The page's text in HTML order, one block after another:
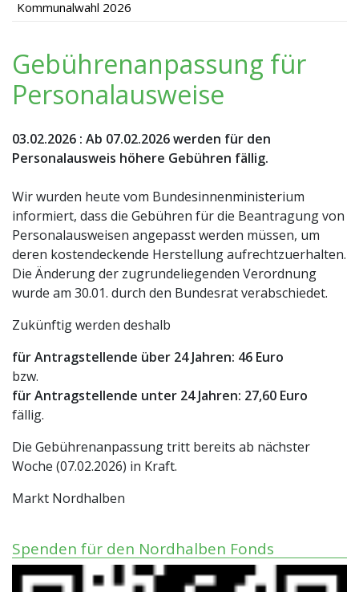
Kommunalwahl 2026
Gebührenanpassung für
Personalausweise
03.02.2026 : Ab 07.02.2026 werden für den
Personalausweis höhere Gebühren fällig.
Wir wurden heute vom Bundesinnenministerium
informiert, dass die Gebühren für die Beantragung von
Personalausweisen angepasst werden müssen, um
deren kostendeckende Herstellung aufrechtzuerhalten.
Die Änderung der zugrundeliegenden Verordnung
wurde am 30.01. durch den Bundesrat verabschiedet.
Zukünftig werden deshalb
für Antragstellende über 24 Jahren: 46 Euro
bzw.
für Antragstellende unter 24 Jahren: 27,60 Euro
fällig.
Die Gebührenanpassung tritt bereits ab nächster
Woche (07.02.2026) in Kraft.
Markt Nordhalben
Spenden für den Nordhalben Fonds